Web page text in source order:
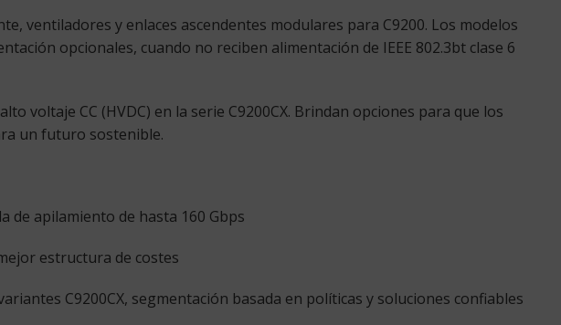
ventiladores y enlaces ascendentes modulares para C9200. Los modelos
opcionales, cuando no reciben alimentación de IEEE 802.3bt clase 6
voltaje CC (HVDC) en la serie C9200CX. Brindan opciones para que los
un futuro sostenible.
de apilamiento de hasta 160 Gbps
estructura de costes
C9200CX, segmentación basada en políticas y soluciones confiables